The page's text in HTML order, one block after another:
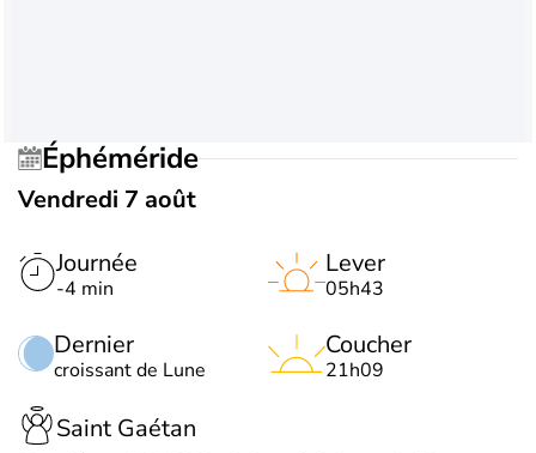
Éphéméride
Vendredi 7 août
Journée
-4 min
Dernier
croissant de Lune
Lever
05h43
Coucher
21h09
Saint Gaétan